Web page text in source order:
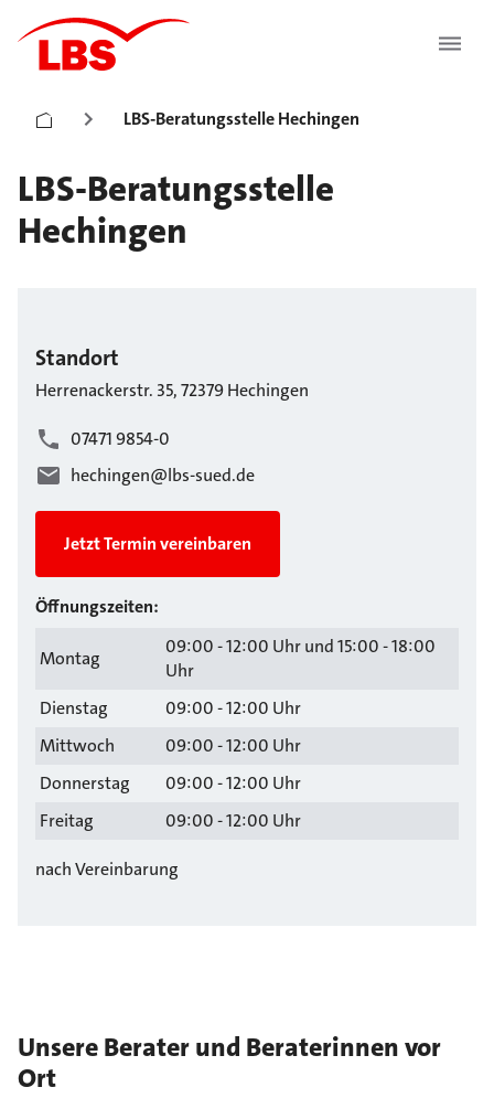
LBS-Beratungsstelle Hechingen
LBS-Beratungsstelle
Hechingen
Standort
Herrenackerstr. 35,72379Hechingen
07471 9854-0
hechingen@lbs-sued.de
Jetzt Termin vereinbaren
Öffnungszeiten:
Montag
09:00 - 12:00 Uhr und 15:00 - 18:00
Uhr
Dienstag
09:00 - 12:00 Uhr
Mittwoch
09:00 - 12:00 Uhr
Donnerstag
09:00 - 12:00 Uhr
Freitag
09:00 - 12:00 Uhr
nach Vereinbarung
Unsere Berater und Beraterinnen vor
Ort